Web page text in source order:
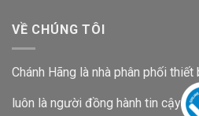
VỀ CHÚNG TÔI
Chánh Hãng là nhà phân phối
luôn là người đồng hành tin cậy